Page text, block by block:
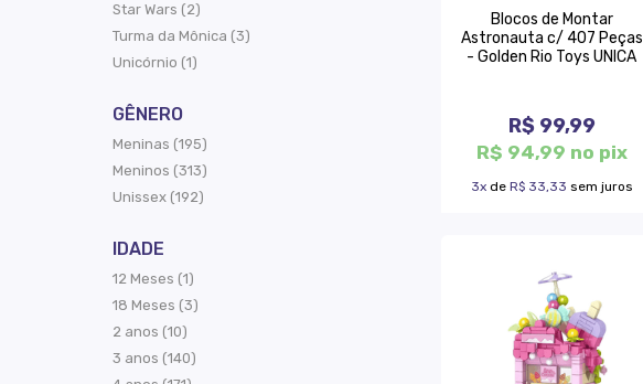
Star Wars (2)
Turma da Mônica (3)
Unicórnio (1)
GÊNERO
Meninas (195)
Meninos (313)
Unissex (192)
IDADE
12 Meses (1)
18 Meses (3)
2 anos (10)
3 anos (140)
Blocos de Montar
Astronauta c/ 407 Peças
- Golden Rio Toys UNICA
R$ 99,99
R$ 94,99 no pix
3xde R$ 33,33 sem juros